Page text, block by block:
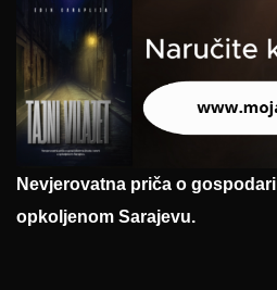
Nevjerovatna priča o
opkoljenom Sarajevu.